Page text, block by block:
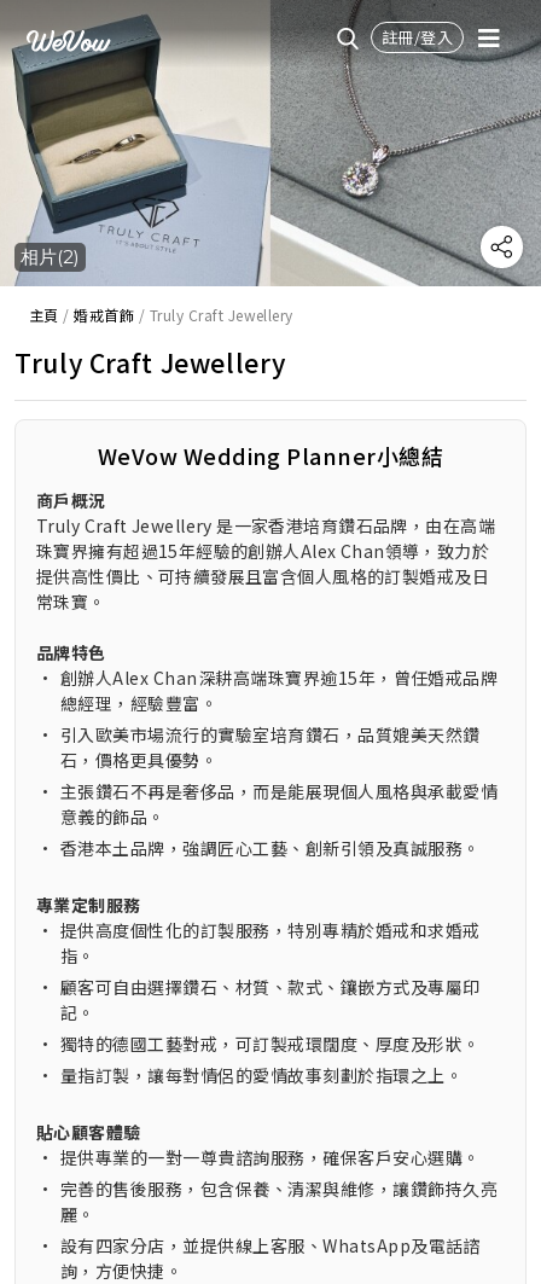
註冊/登入
相片(2)
主頁 /婚戒首飾 / Truly Craft Jewellery
Truly Craft Jewellery
WeVow Wedding Planner小總結
商戶概況
Truly Craft Jewellery 是一家香港培育鑽石品牌，由在高端
珠寶界擁有超過15年經驗的創辦人Alex Chan領導，致力於
提供高性價比、可持續發展且富含個人風格的訂製婚戒及日
常珠寶。
品牌特色
• 創辦人Alex Chan深耕高端珠寶界逾15年，曾任婚戒品牌
總經理，經驗豐富。
• 引入歐美市場流行的實驗室培育鑽石，品質媲美天然鑽
石，價格更具優勢。
• 主張鑽石不再是奢侈品，而是能展現個人風格與承載愛情
意義的飾品。
• 香港本土品牌，強調匠心工藝、創新引領及真誠服務。
專業定制服務
• 提供高度個性化的訂製服務，特別專精於婚戒和求婚戒
指。
• 顧客可自由選擇鑽石、材質、款式、鑲嵌方式及專屬印
記。
• 獨特的德國工藝對戒，可訂製戒環闊度、厚度及形狀。
• 量指訂製，讓每對情侶的愛情故事刻劃於指環之上。
貼心顧客體驗
• 提供專業的一對一尊貴諮詢服務，確保客戶安心選購。
• 完善的售後服務，包含保養、清潔與維修，讓鑽飾持久亮
麗。
• 設有四家分店，並提供線上客服、WhatsApp及電話諮
詢，方便快捷。